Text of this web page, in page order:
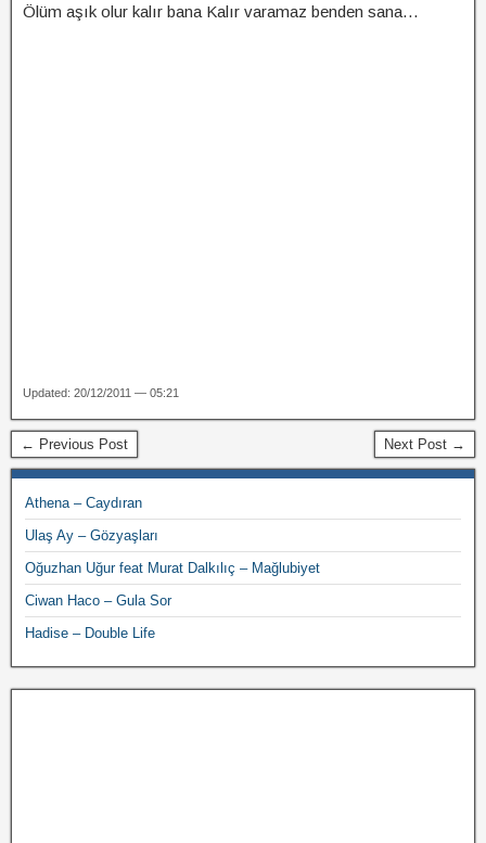
Ölüm aşık olur kalır bana Kalır varamaz benden sana…
Updated: 20/12/2011 — 05:21
← Previous Post Next Post →
Athena – Caydıran
Ulaş Ay – Gözyaşları
Oğuzhan Uğur feat Murat Dalkılıç – Mağlubiyet
Ciwan Haco – Gula Sor
Hadise – Double Life